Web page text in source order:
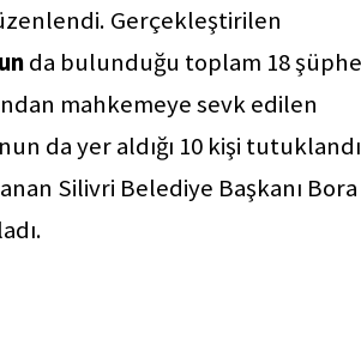
Gerçekleştirilen
da bulunduğu toplam 18
mahkemeye sevk edilen
da yer aldığı 10 kişi
Silivri Belediye Başkanı Bora